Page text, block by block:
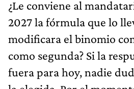
¿Le conviene al
2027 la fórmula que lo
modificara el binomio
como segunda? Si la
fuera para hoy, nadie